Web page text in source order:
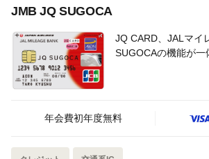
JMB JQ SUGOCA
JQ CARD、JALマイ
SUGOCAの機能が一
年会費初年度無料